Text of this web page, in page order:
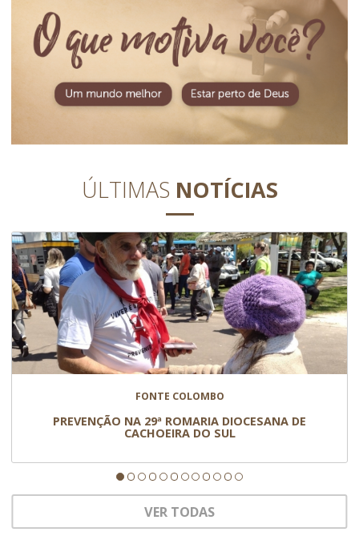
ÚLTIMAS NOTÍCIAS
VER TODAS
FONTE COLOMBO
PREVENÇÃO NA 29ª ROMARIA DIOCESANA DE
CACHOEIRA DO SUL